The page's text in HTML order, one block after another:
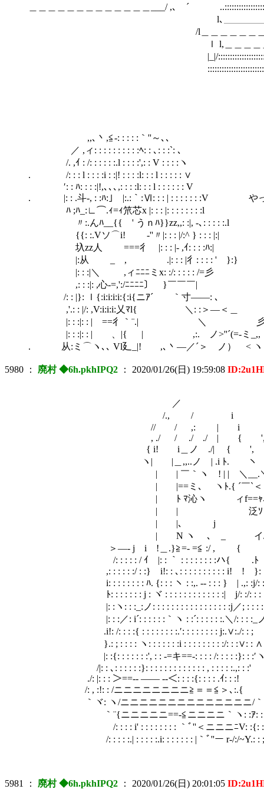
＿＿＿＿＿＿＿＿＿＿＿＿＿___/ ,､ ´
l､＿＿＿＿＿＿＿＿＿＿
/l＿＿＿＿＿＿＿＿＿＿＿＿
ｌ l,＿＿＿＿＿＿＿＿＿＿
|_|/
,,､丶,≦‐: : : : :｀''～､､
／ ,ィ: : : : : : : : : :ﾍ: : ､: : :`: ､
/. ,ｲ : /: : : : : :.l : : : :',: : V : : : :ヽ
. /: : : l : : : :i : :|! : : : :l: : : l : : : : : ∨
′: : ﾊ: : : :|!,､､､,: : : :l: : : l : : : : : : V
. |: : .斗-, : :ﾊ:｣ |:.:｀:Ⅵ: : : | : : : : : : :V やっほ
ﾊ ;ﾊ_:∟⌒.ｨ=ｨ笊芯x |: : : |: : : : : : : :l
〃:.んﾊ__{{ ' うｎﾊ}}zz,,: :|, -､: : : : :.l
{{: :.Vソ⌒i! ゞ-''〃|: : : |/:^ } : : : |:|
圦zz人 ゞ===彳 |: : : |- ,ｲ: : : :ﾊ:|
|:从 _ , .|: : : |彳: : : : ' }:}
|: : :|＼ ,ィﾆﾆﾆミx: :/: : : : : /=彡
,: : :|: ,心-=,':/ﾆﾆﾆﾆ〕 }￣￣￣|
/: : |}: ｌ{:i:i:i:i:{:i{ニｱ´ ｀寸――: ､
,'.: : |/: ,V:i:i:i:乂ﾏl{ ＼: :＞―＜＿
|: : :|: : |ゞ==彳｀¨.| ＼ 彡
|: : :|: : | 、|{ | ,:. ノ>''´(=-ミ_,,
. 从:ミ⌒ヽ､､ Vl廴_|! ,､丶―／´＞ ノ） <
5980 ： 廃村 ◆6h.pkhIPQ2 ： 2020/01/26(日) 19:59:08
／
/., / i
// / ,: | i i
, ./ / ./ ./ | { ', ',
{ i! i＿ノ ./| { ', i
ヽ| |＿,,..ノ | .i ﾄ. ヽ }
| | ￣｀ヽ ! | | ＼__.＼! |/
| |==ミ､ ヽﾄ.{ ´￣`＜
| ﾄ ﾏ沁ヽ ィf==ｬ､} !b} | あり
| | 泛ｿ ,
| |､ j / ', ﾊ i! 筋肉は落ちた
| N ヽ ､ _ イ
＞―- j i !＿.}≧=- =≦ :/ , { } | 流
/: : : : : / ｲ |: : ｀ : : : : : : : :ハ{
,: : : : : :/ : :} i!: : ､: : : : : : : : : : i! ! }: }
i: : : : : : : : ﾊ. {: : : ヽ : :,. -- : : : } | .,: :j/:
ﾄ: : : : : : : j : ヾ : : : : : : : : : : : : :| j/: :/: : : :
|: :ヽ: : :_:ノ: : : : : : : : : : : : : : : : :j／; : : : :
|: : :／: i´: : : : : :｀ヽ : :´: : : : : :.＼/: : : :_
.i!: /: : : :{ : : : : : : : :.′: : : : : : : : j:.∨:./: : ;
}.: ; : : : : ヽ: : : : : : :i : : : : : : : : :/: : :∨: :
|: :{: : : : : : :', : : -=キ==-: : : : /: : : : :}: : :′
/|: : ､: : : : : :}: : : : : : : : : : : : : , : : : : :.,: :
./: |: : : ＞==-- ―― --＜: : : :{: : : : .ｲ: : :!
/: , :!: : /ニニニニニニニニ≧＝＝≦＞､:.{
｀ヾ: ヽ/ニニニニニニニニニニニニニニ/｀
｀¨{ニニニニニ==-≦ニニニニ｀ヽ: :ｱ: :
/: : : : i' : : : : : : : : ｀ﾞ''＜ニニニﾆV: :{: :
/: : : : :.| : : : : :.i: : : : : : : |｀ﾞ''ー r-/:/~Y.: : ;
5981 ： 廃村 ◆6h.pkhIPQ2 ： 2020/01/26(日) 20:01:05